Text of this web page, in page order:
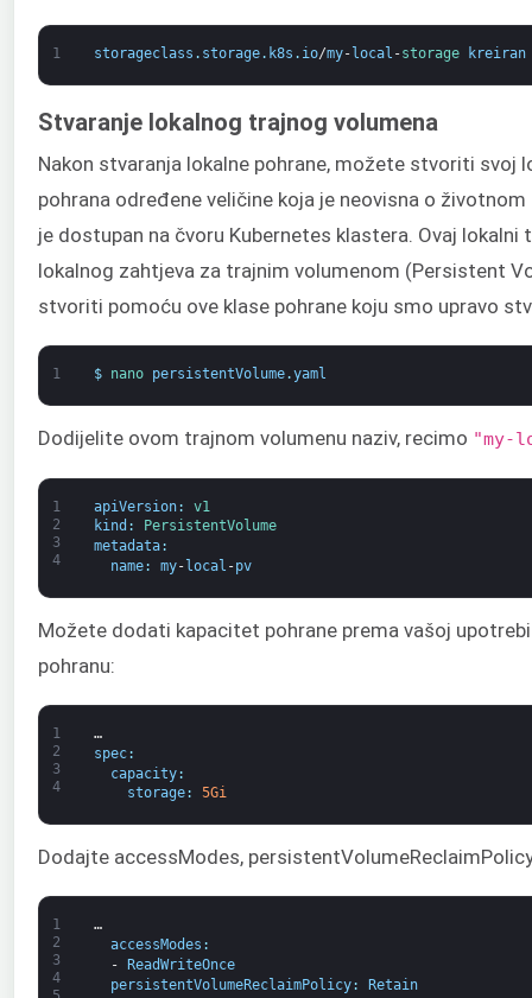
1 storageclass . storage. k8s . io/my- local -storage kreiran
Stvaranje lokalnog trajnog volumena
Nakon stvaranja lokalne pohrane, možete stvoriti svoj
pohrana određene veličine koja je neovisna o
je dostupan na čvoru Kubernetes klastera. Ovaj
lokalnog zahtjeva za trajnim volumenom (Persistent
stvoriti pomoću ove klase pohrane koju smo upravo
1 $ nano persistentVolume.yaml
Dodijelite ovom trajnom volumenu naziv, recimo "my-
1
2
3
4
apiVersion:
v1
kind :
PersistentVolume
metadata:
name: my- local -pv
Možete dodati kapacitet pohrane prema vašoj
pohranu:
1
2
3
4
…
spec:
capacity:
storage: 5Gi
Dodajte accessModes,
1
2
3
4
…
accessModes :
-
ReadWriteOnce
persistentVolumeReclaimPolicy:
Retain